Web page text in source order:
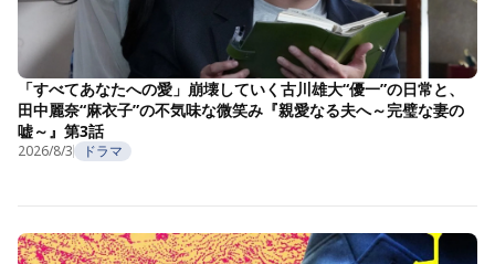
「すべてあなたへの愛」崩壊していく古川雄大“優一”の日常と、
田中麗奈“麻衣子”の不気味な微笑み『親愛なる夫へ～完璧な妻の
嘘～』第3話
2026/8/3 ドラマ